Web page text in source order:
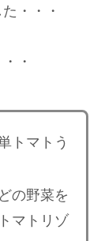
・・・
・
トマトう
の野菜を
マトリゾ